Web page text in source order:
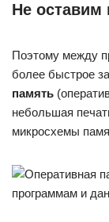
Не оставим
Поэтому между
более быстрое
память
небольшая
микросхемы